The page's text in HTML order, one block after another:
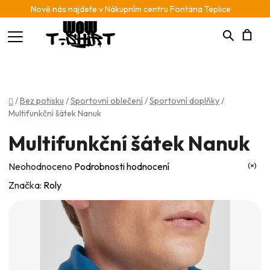
Nově nás najdete v Nákupním centru Fontána Teplice
Hledat
Domů
/Bez potisku /Sportovní oblečení/Sportovní doplňky/
Multifunkční šátek Nanuk
Multifunkční šátek Nanuk
Průměrné
hodnocení
produktu
Neohodnoceno Podrobnosti hodnocení
Značka: Roly